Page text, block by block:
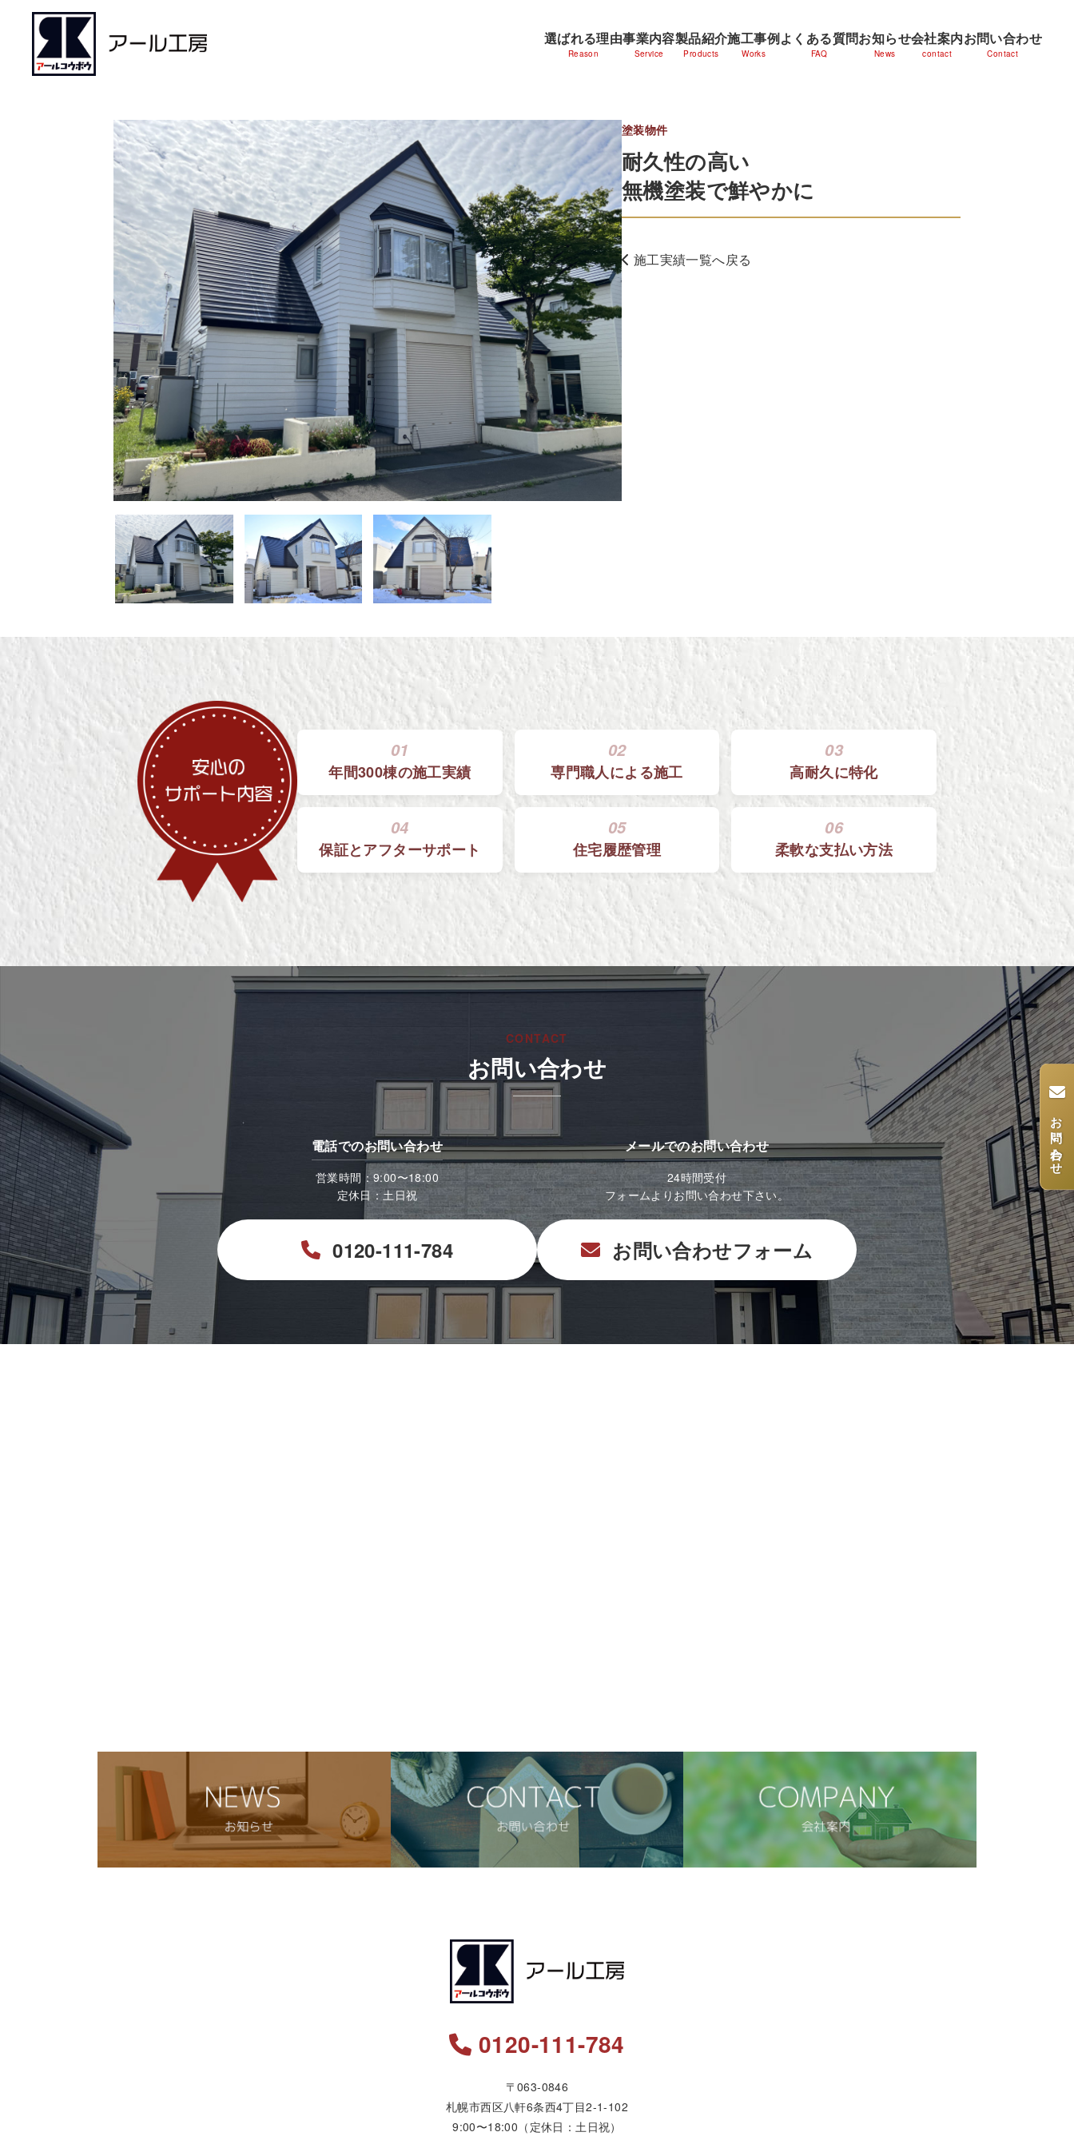
選ばれる理由
Reason
事業内容
Service
製品紹介
Products
施工事例
Works
よくある質問
FAQ
お知らせ
News
会社案内
contact
お問い合わせ
Contact
塗装物件
耐久性の高い
無機塗装で鮮やかに
施工実績一覧へ戻る
01
年間300棟の施工実績
02
専門職人による施工
03
高耐久に特化
04
保証とアフターサポート
05
住宅履歴管理
06
柔軟な支払い方法
CONTACT
お問い合わせ
電話でのお問い合わせ
営業時間：9:00〜18:00
定休日：土日祝
0120-111-784
メールでのお問い合わせ
24時間受付
フォームよりお問い合わせ下さい。
お問い合わせフォーム
0120-111-784
〒063-0846
札幌市西区八軒6条西4丁目2-1-102
9:00〜18:00（定休日：土日祝）
お問い合わせ